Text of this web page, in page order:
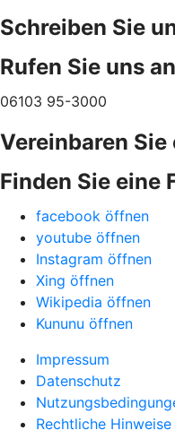
Schreiben Sie
Rufen Sie uns an
06103 95-3000
Vereinbaren Sie
Finden Sie eine
facebook öffnen
youtube öffnen
Instagram öffnen
Xing öffnen
Wikipedia öffnen
Kununu öffnen
Impressum
Datenschutz
Rechtliche Hinweise